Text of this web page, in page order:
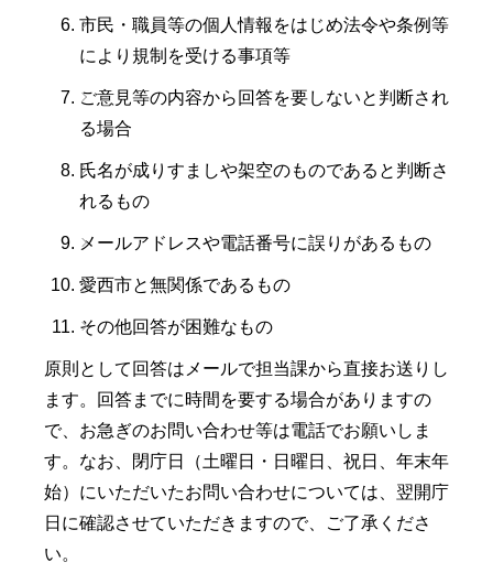
市民・職員等の個人情報をはじめ法令や条例等
により規制を受ける事項等
ご意見等の内容から回答を要しないと判断され
る場合
氏名が成りすましや架空のものであると判断さ
れるもの
メールアドレスや電話番号に誤りがあるもの
愛西市と無関係であるもの
その他回答が困難なもの
原則として回答はメールで担当課から直接お送りし
ます。回答までに時間を要する場合がありますの
で、お急ぎのお問い合わせ等は電話でお願いしま
す。なお、閉庁日（土曜日・日曜日、祝日、年末年
始）にいただいたお問い合わせについては、翌開庁
日に確認させていただきますので、ご了承くださ
い。